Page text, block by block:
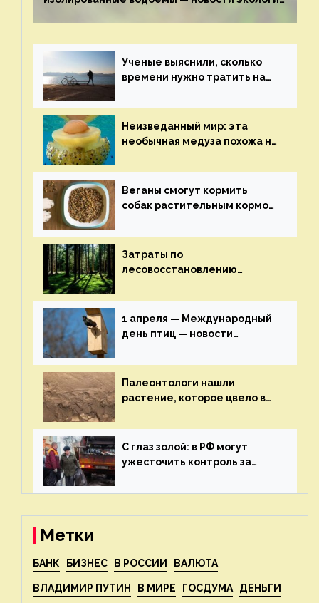
Ученые выяснили, сколько
времени нужно тратить на
здоровья — новости экологии
на ECOportal
Неизведанный мир: эта
необычная медуза похожа на
экологии на ECOportal
Веганы смогут кормить
собак растительным кормом
здоровье — новости
экологии на ECOportal
Затраты по
лесовосстановлению
строительства — новости
экологии на ECOportal
1 апреля — Международный
день птиц — новости
Палеонтологи нашли
растение, которое цвело в
экологии на ECOportal
С глаз золой: в РФ могут
ужесточить контроль за
— новости экологии на
Метки
БАНК БИЗНЕС В РОССИИ ВАЛЮТА
ВЛАДИМИР ПУТИН В МИРЕ ГОСДУМА ДЕНЬГИ